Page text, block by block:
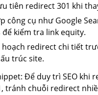
tiên redirect 301 khi
công cụ như Google
để kiểm tra link equity.
hoạch redirect chi tiết
trúc site.
Để duy trì SEO khi
tránh chuỗi redirect